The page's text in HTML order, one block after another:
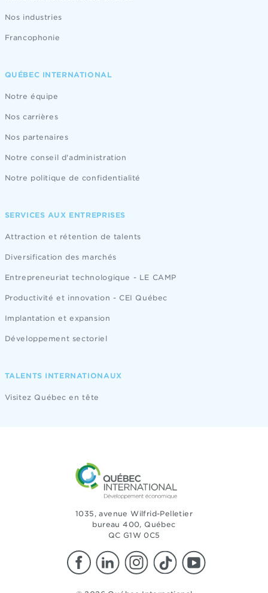
Nos industries
Francophonie
QUÉBEC INTERNATIONAL
Notre équipe
Nos carrières
Nos partenaires
Notre conseil d'administration
Notre politique de confidentialité
SERVICES AUX ENTREPRISES
Attraction et rétention de talents
Diversification des marchés
Entrepreneuriat technologique - LE CAMP
Productivité et innovation - CEI Québec
Implantation et expansion
Développement sectoriel
TALENTS INTERNATIONAUX
Visitez Québec en tête
1035, avenue Wilfrid-Pelletier
bureau 400, Québec
QC G1W 0C5